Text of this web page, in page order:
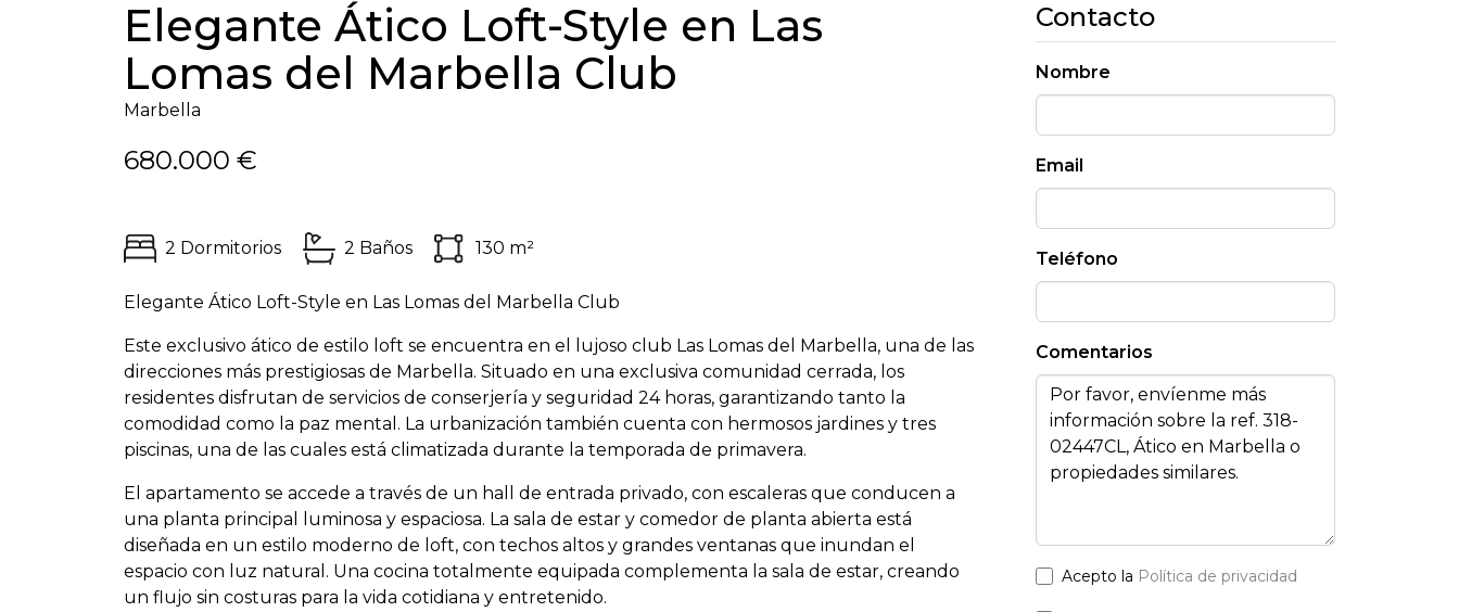
Elegante Ático Loft-Style en Las
Lomas del Marbella Club
Marbella
680.000 €
2 Dormitorios 2 Baños 130 m²
Elegante Ático Loft-Style en Las Lomas del Marbella Club
Este exclusivo ático de estilo loft se encuentra en el lujoso club Las Lomas del Marbella, una de las
direcciones más prestigiosas de Marbella. Situado en una exclusiva comunidad cerrada, los
residentes disfrutan de servicios de conserjería y seguridad 24 horas, garantizando tanto la
comodidad como la paz mental. La urbanización también cuenta con hermosos jardines y tres
piscinas, una de las cuales está climatizada durante la temporada de primavera.
El apartamento se accede a través de un hall de entrada privado, con escaleras que conducen a
una planta principal luminosa y espaciosa. La sala de estar y comedor de planta abierta está
diseñada en un estilo moderno de loft, con techos altos y grandes ventanas que inundan el
espacio con luz natural. Una cocina totalmente equipada complementa la sala de estar, creando
un flujo sin costuras para la vida cotidiana y entretenido.
Contacto
Nombre
Email
Teléfono
Comentarios
Acepto la Política de privacidad